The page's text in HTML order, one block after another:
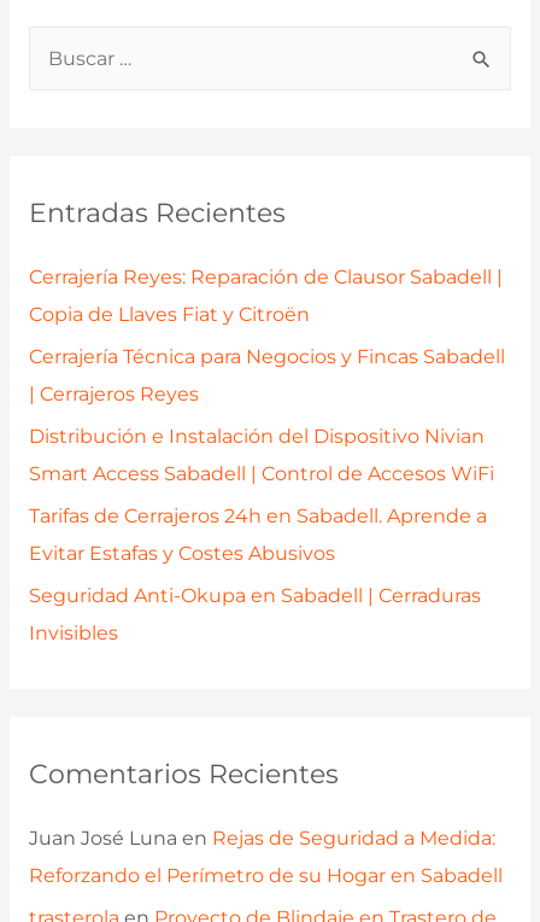
p
o
:
Entradas Recientes
Cerrajería Reyes: Reparación de Clausor Sabadell |
Copia de Llaves Fiat y Citroën
Cerrajería Técnica para Negocios y Fincas Sabadell
| Cerrajeros Reyes
Distribución e Instalación del Dispositivo Nivian
Smart Access Sabadell | Control de Accesos WiFi
Tarifas de Cerrajeros 24h en Sabadell. Aprende a
Evitar Estafas y Costes Abusivos
Seguridad Anti-Okupa en Sabadell | Cerraduras
Invisibles
Comentarios Recientes
Juan José Luna en Rejas de Seguridad a Medida:
Reforzando el Perímetro de su Hogar en Sabadell